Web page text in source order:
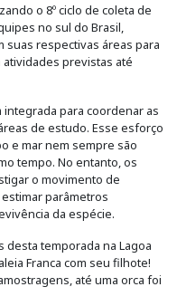
o 8º ciclo de coleta de
no sul do Brasil,
suas respectivas áreas para
previstas até
para coordenar as
de estudo. Esse esforço
e mar nem sempre são
tempo. No entanto, os
o movimento de
parâmetros
da espécie.
desta temporada na Lagoa
Franca com seu filhote!
até uma orca foi